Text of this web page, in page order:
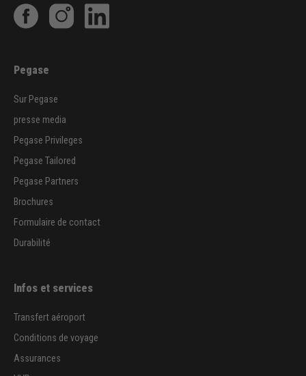
Pegase
Sur Pegase
presse media
Pegase Privileges
Pegase Tailored
Pegase Partners
Brochures
Formulaire de contact
Durabilité
Infos et services
Transfert aéroport
Conditions de voyage
Assurances